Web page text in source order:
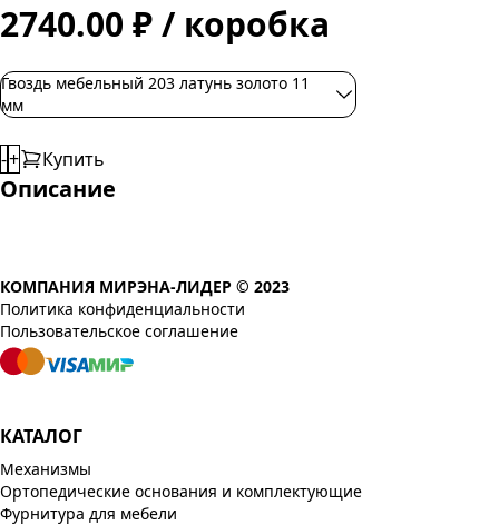
2740.00 ₽ / коробка
Гвоздь мебельный 203 латунь золото 11
мм
-+ Купить
Описание
КОМПАНИЯ МИРЭНА-ЛИДЕР © 2023
Политика конфиденциальности
Пользовательское соглашение
КАТАЛОГ
Механизмы
Ортопедические основания и комплектующие
Фурнитура для мебели